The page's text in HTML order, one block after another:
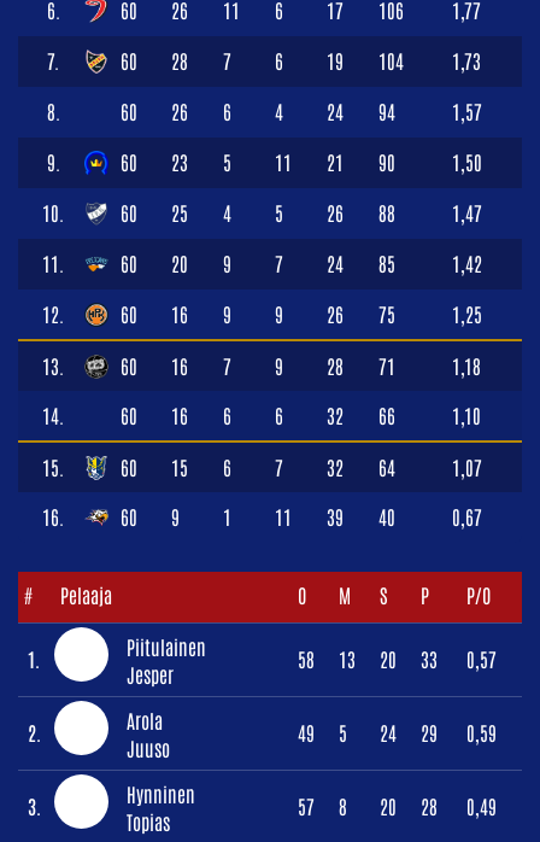
6. 60 26 11 6 17 106 1,77
7. 60 28 7 6 19 104 1,73
8. 60 26 6 4 24 94 1,57
9. 60 23 5 11 21 90 1,50
10. 60 25 4 5 26 88 1,47
11. 60 20 9 7 24 85 1,42
12. 60 16 9 9 26 75 1,25
13. 60 16 7 9 28 71 1,18
14. 60 16 6 6 32 66 1,10
15. 60 15 6 7 32 64 1,07
16. 60 9 1 11 39 40 0,67
# Pelaaja O M S P P/O
1.
Piitulainen
Jesper
58 13 20 33 0,57
2.
Arola
Juuso
49 5 24 29 0,59
3.
Hynninen
Topias
57 8 20 28 0,49